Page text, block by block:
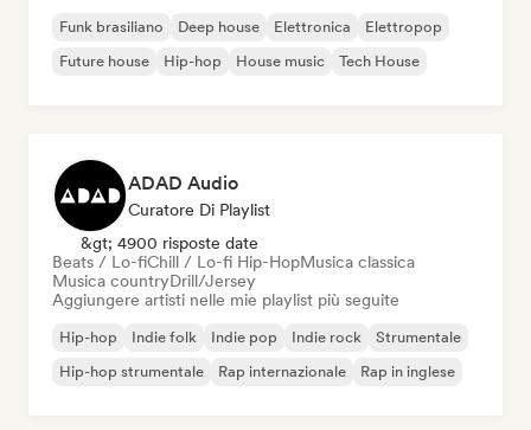
Funk brasiliano Deep house Elettronica
Elettropop
Future house
Hip-hop House music Tech House
ADAD Audio
Curatore Di Playlist
&gt; 4900 risposte date
Beats / Lo-fiChill / Lo-fi Hip-HopMusica classica
Musica countryDrill/Jersey
Aggiungere artisti nelle mie playlist più seguite
Hip-hop Indie folk Indie pop Indie rock
Strumentale
Hip-hop strumentale
Rap internazionale Rap in inglese